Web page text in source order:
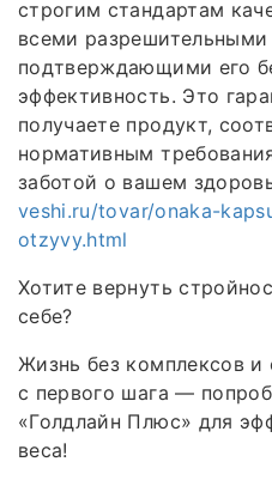
строгим стандартам
всеми разрешительными
подтверждающими его
эффективность. Это
получаете продукт,
нормативным
заботой о вашем
veshi.ru/tovar/onaka-
otzyvy.html
Хотите вернуть
себе?
Жизнь без комплексов и
с первого шага —
«Голдлайн Плюс» для
веса!